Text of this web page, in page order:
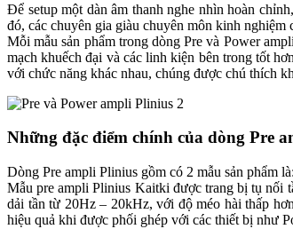
Để setup một dàn âm thanh nghe nhìn hoàn
đó, các chuyên gia giàu chuyên môn kinh nghiệm
Mỗi mẫu sản phẩm trong dòng Pre và Power
mạch khuếch đại và các linh kiện bên trong tốt
với chức năng khác nhau, chúng được chú thích
Những đặc điểm chính của dòng Pre
Dòng Pre ampli Plinius gồm có 2 mẫu sản phẩm
Mẫu pre ampli Plinius Kaitki được trang bị tụ nối
dải tần từ 20Hz – 20kHz, với độ méo hài thấp
hiệu quả khi được phối ghép với các thiết bị như